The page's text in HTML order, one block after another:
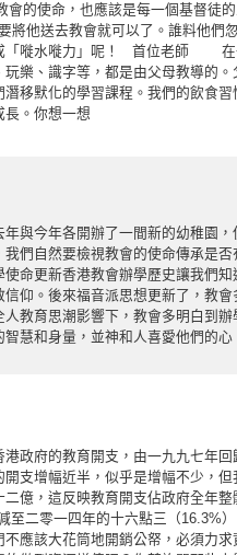
使命，也應該是每一個基督徒的
將他送去教會就可以了。誰料他們
成「嘥水嘥力」呢！ 首位老師 在
樂、識字等，都是由父母教導的。
移默化的學習課程。我們的飲食習
長。你想一想
與今年各開辦了一間新的幼稚園，
們自然要檢視教會的使命傳承是否
命更新香港教會辦學歷史讓我們知
仰。後來福音派思想更新了，教會
教育思潮影響下，教會多明白到辦
慧和身量，並神和人喜愛他們的心
教育開支，由一九九七年回
支增幅近半，似乎是增幅不少，但
億，這反映教育開支佔政府全年整
至二零一四年的十六點三（16.3%
應該大花筒地開銷公帑，必須力求